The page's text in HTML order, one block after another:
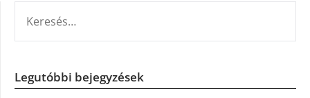
Legutóbbi bejegyzések